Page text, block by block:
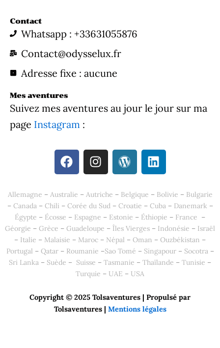
Contact
Whatsapp : +33631055876
Contact@odysselux.fr
Adresse fixe : aucune
Mes aventures
Suivez mes aventures au jour le jour sur ma
page Instagram :
F
a
c
e
b
o
o
k
I
n
s
t
a
g
r
a
m
W
o
r
d
p
r
e
s
s
L
i
n
k
e
d
i
n
Allemagne – Australie – Autriche – Belgique – Bolivie – Bulgarie
– Canada– Chili – Corée du Sud– Croatie – Cuba– Danemark –
Égypte – Écosse – Espagne – Estonie – Éthiopie – France –
Géorgie – Grèce – Guadeloupe – Îles Vierges – Indonésie – Israël
– Italie – Malaisie – Maroc – Népal – Oman – Ouzbékistan –
Portugal – Qatar– Roumanie –Sao Tomé – Singapour– Socotra–
Sri Lanka – Suède – Suisse – Tasmanie – Thaïlande – Tunisie –
Turquie – UAE – USA
Copyright © 2025 Tolsaventures | Propulsé par
Tolsaventures | Mentions légales